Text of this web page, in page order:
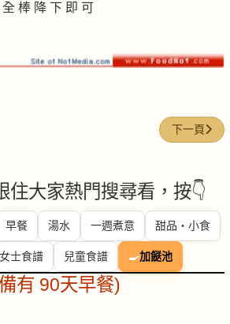
棒 降 下 即 可
下一篇文章
下一頁
住大家熱門搜尋看，按👇
早餐 湯水 一週煮意 甜品・小食
女士食譜 兒童食譜 🍳加餸池
有 90天早餐)